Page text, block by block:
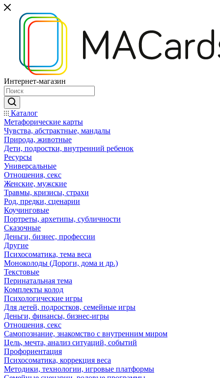
Интернет-магазин
Каталог
Mетафорические карты
Чувства, абстрактные, мандалы
Природа, животные
Дети, подростки, внутренний ребенок
Ресурсы
Универсальные
Отношения, секс
Женские, мужские
Травмы, кризисы, страхи
Род, предки, сценарии
Коучинговые
Портреты, архетипы, субличности
Сказочные
Деньги, бизнес, профессии
Другие
Психосоматика, тема веса
Моноколоды (Дороги, дома и др.)
Текстовые
Перинатальная тема
Комплекты колод
Психологические игры
Для детей, подростков, семейные игры
Деньги, финансы, бизнес-игры
Отношения, секс
Самопознание, знакомство с внутренним миром
Цель, мечта, анализ ситуаций, событий
Профориентация
Психосоматика, коррекция веса
Методики, технологии, игровые платформы